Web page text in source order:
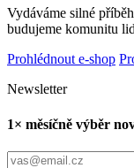
Vydáváme silné
budujeme komunitu
Prohlédnout e-shop
Newsletter
1× měsíčně výběr